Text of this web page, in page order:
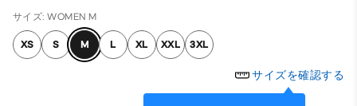
サイズ: WOMEN M
XS S M L XL XXL 3XL
サイズを確認する